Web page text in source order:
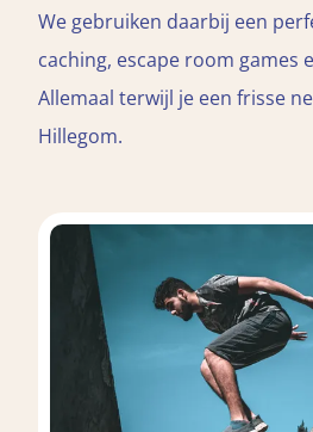
We gebruiken daarbij een
caching, escape room games
Allemaal terwijl je een frisse
Hillegom.